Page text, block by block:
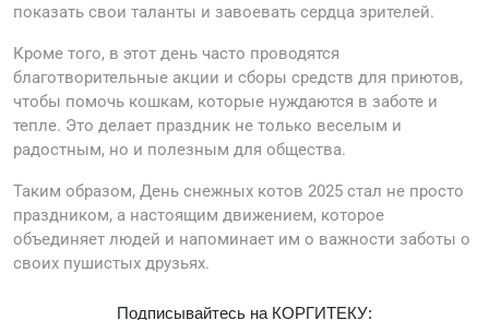
показать свои таланты и завоевать сердца зрителей.
Кроме того, в этот день часто проводятся
благотворительные акции и сборы средств для приютов,
чтобы помочь кошкам, которые нуждаются в заботе и
тепле. Это делает праздник не только веселым и
радостным, но и полезным для общества.
Таким образом, День снежных котов 2025 стал не просто
праздником, а настоящим движением, которое
объединяет людей и напоминает им о важности заботы о
своих пушистых друзьях.
Подписывайтесь на КОРГИТЕКУ: